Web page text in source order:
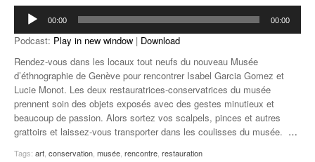
Lecteur
audio
00:00 00:00
Podcast: Play in new window | Download
Rendez-vous dans les locaux tout neufs du nouveau Musée
d’éthnographie de Genève pour rencontrer Isabel Garcia Gomez et
Lucie Monot. Les deux restauratrices-conservatrices du musée
prennent soin des objets exposés avec des gestes minutieux et
beaucoup de passion. Alors sortez vos scalpels, pinces et autres
grattoirs et laissez-vous transporter dans les coulisses du musée. …
Tags: art, conservation, musée, rencontre, restauration